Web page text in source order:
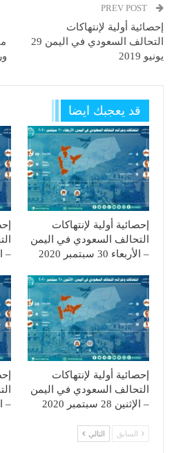
إحصائية أولية لإنتهاكات
التحالف السعودي في اليمن 29
يونيو 2019
قد يعجبك ايضا
إحصائية أولية لإنتهاكات
التحالف السعودي في اليمن
– الأربعاء 30 سبتمبر 2020
–
إحصائية أولية لإنتهاكات
التحالف السعودي في اليمن
– الإثنين 28 سبتمبر 2020
– الأحد
السابق التالي